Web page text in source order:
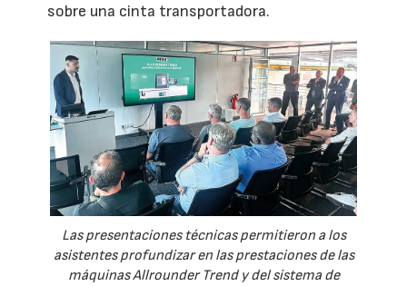
sobre una cinta transportadora.
Las presentaciones técnicas permitieron a los
asistentes profundizar en las prestaciones de las
máquinas Allrounder Trend y del sistema de